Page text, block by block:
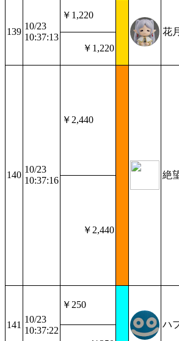
139
10/23
10:37:13
￥1,220
花月
￥1,220
140
10/23
10:37:16
￥2,440
絶
￥2,440
141
10/23
10:37:22
￥250
ハ